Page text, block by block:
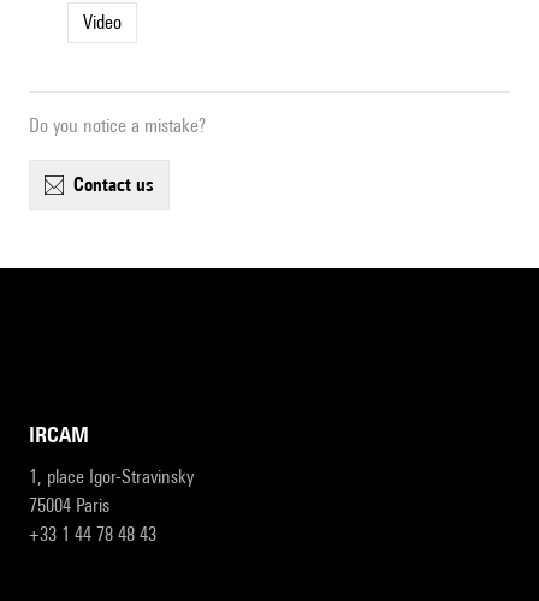
Video
Do you notice a mistake?
contact us
IRCAM
1, place Igor-Stravinsky
75004 Paris
+33 1 44 78 48 43